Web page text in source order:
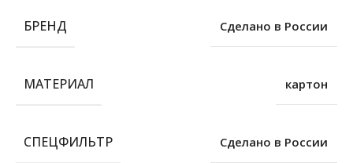
БРЕНД Сделано в России
МАТЕРИАЛ картон
СПЕЦФИЛЬТР Сделано в России